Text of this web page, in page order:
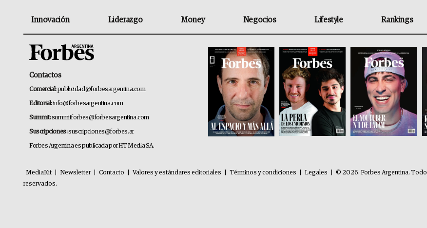
Innovación Liderazgo Money Negocios Lifestyle Rankings
Contactos
Comercial:publicidad@forbesargentina.com
Editorial:info@forbesargentina.com
Summit:summitforbes@forbesargentina.com
Suscripciones:suscripciones@forbes.ar
Forbes Argentina es publicada por HT Media SA.
MediaKit Newsletter Contacto Valores y estándares editoriales Términos y condiciones Legales
© 2026. Forbes Argentina.
reservados.